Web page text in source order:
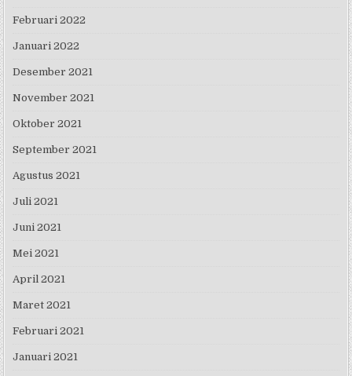
Februari 2022
Januari 2022
Desember 2021
November 2021
Oktober 2021
September 2021
Agustus 2021
Juli 2021
Juni 2021
Mei 2021
April 2021
Maret 2021
Februari 2021
Januari 2021